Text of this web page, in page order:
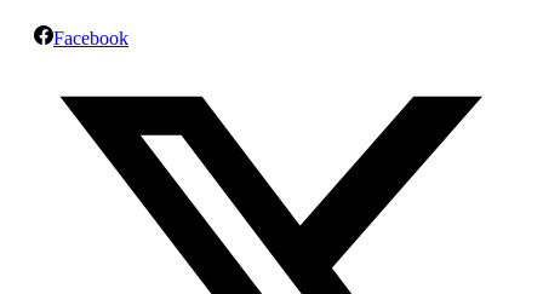
Facebook